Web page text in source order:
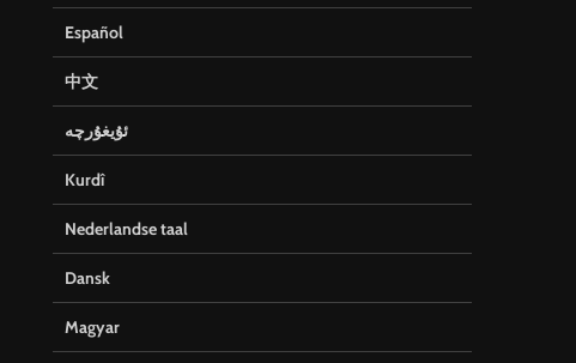
Español
中文
ئۇيغۇرچە
Kurdî
Nederlandse taal
Dansk
Magyar